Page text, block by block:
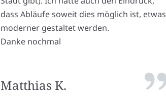
dass Abläufe soweit dies möglich ist, etwas
moderner gestaltet werden.
Danke nochmal
Matthias K.